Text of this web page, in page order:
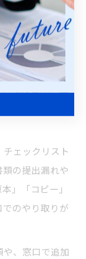
理法
る方法として
ルダーで分け
確認書類、証
ることで、窓
ェックリスト
の提出漏れや
」「コピー」
でのやり取りが
、窓口で追加